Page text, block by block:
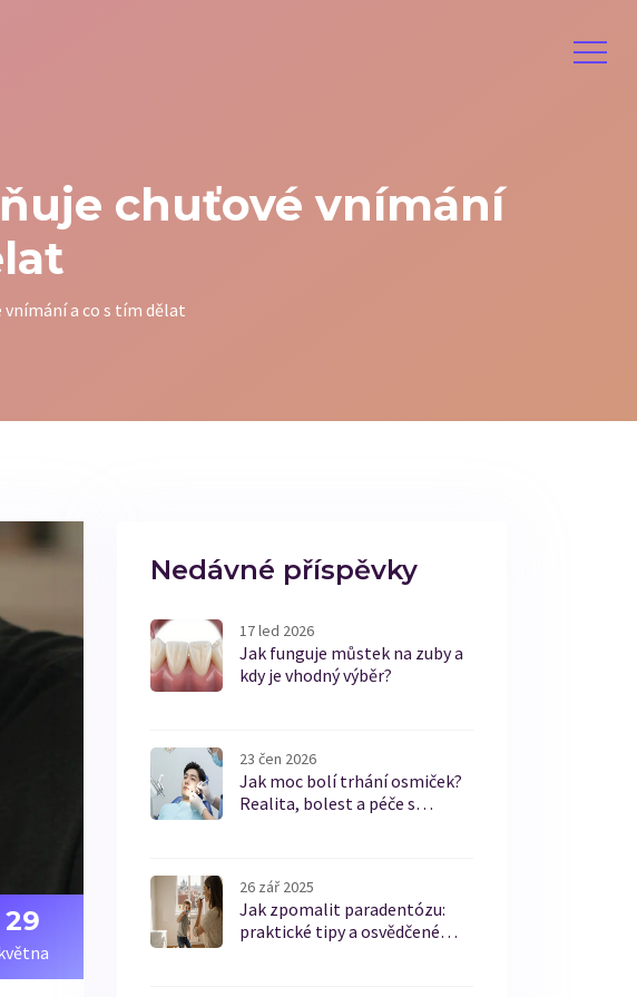
chuťové vnímání
a co s tím dělat
29
Nedávné příspěvky
17 led 2026
Jak funguje můstek na zuby a
kdy je vhodný výběr?
23 čen 2026
Jak moc bolí trhání osmiček?
Realita, bolest a péče s
26 zář 2025
Jak zpomalit paradentózu:
praktické tipy a osvědčené